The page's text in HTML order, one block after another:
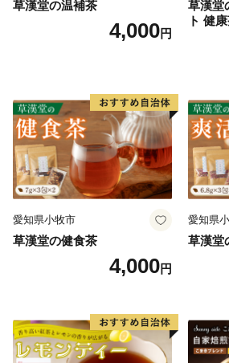
草漢堂の温補茶
4,000円
草漢堂
ト 健
温補
愛知県小牧市
草漢堂の健食茶
4,000円
愛知県
草漢堂